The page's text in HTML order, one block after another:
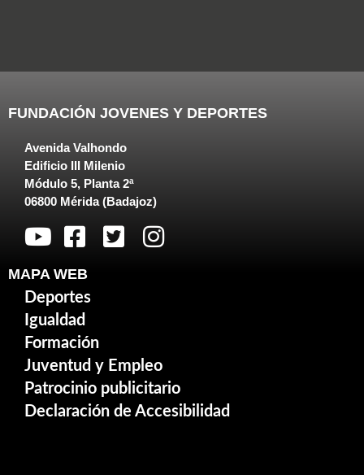
FUNDACIÓN JOVENES Y DEPORTES
Avenida Valhondo
Edificio III Milenio
Módulo 5, Planta 2ª
06800 Mérida (Badajoz)
MAPA WEB
Deportes
Igualdad
Formación
Juventud y Empleo
Patrocinio publicitario
Declaración de Accesibilidad